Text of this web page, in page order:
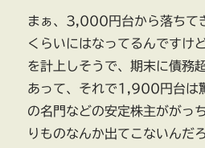
まぁ、3,000円台から落ちて
くらいにはなってるんですけ
を計上しそうで、期末に債務
あって、それで1,900円台は
の名門などの安定株主ががっ
りものなんか出てこないんだ